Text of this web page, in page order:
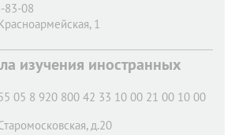
83-08
1
изучения иностранных
05 8 920 800 42 33 10 00 21 00 10 00
д.20